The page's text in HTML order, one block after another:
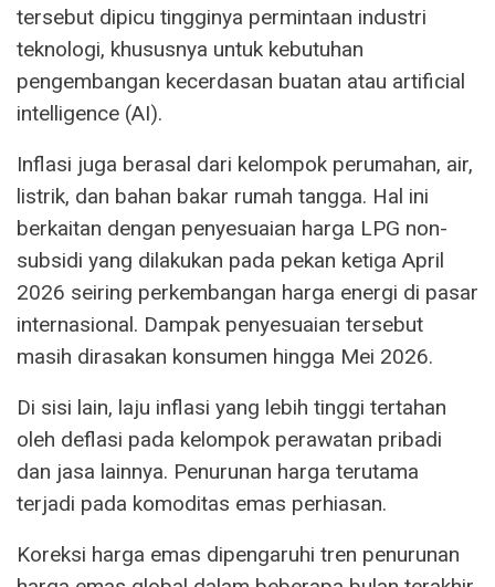
tersebut dipicu tingginya permintaan industri
teknologi, khususnya untuk kebutuhan
pengembangan kecerdasan buatan atau artificial
intelligence (AI).
Inflasi juga berasal dari kelompok perumahan, air,
listrik, dan bahan bakar rumah tangga. Hal ini
berkaitan dengan penyesuaian harga LPG non-
subsidi yang dilakukan pada pekan ketiga April
2026 seiring perkembangan harga energi di pasar
internasional. Dampak penyesuaian tersebut
masih dirasakan konsumen hingga Mei 2026.
Di sisi lain, laju inflasi yang lebih tinggi tertahan
oleh deflasi pada kelompok perawatan pribadi
dan jasa lainnya. Penurunan harga terutama
terjadi pada komoditas emas perhiasan.
Koreksi harga emas dipengaruhi tren penurunan